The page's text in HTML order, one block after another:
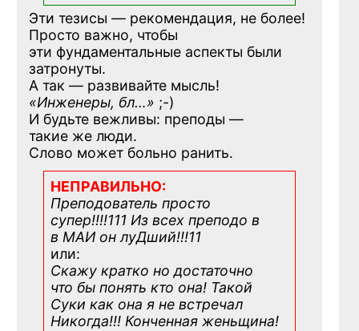
Эти тезисы — рекомендация, не более!
Просто важно, чтобы
эти фундаментальные аспекты были
затронуты.
А так — развивайте мысль!
«Инженеры, бл…» ;-)
И будьте вежливы: преподы —
такие же люди.
Слово может больно ранить.
НЕПРАВИЛЬНО:
Преподователь просто
супер!!!!111 Из всех преподо в
в МАИ он луДший!!!11
или:
Скажу кратко но достаточно
что бы понять кто она! Такой
Суки как она я не встречал
Никогда!!! Конченная женьщина!